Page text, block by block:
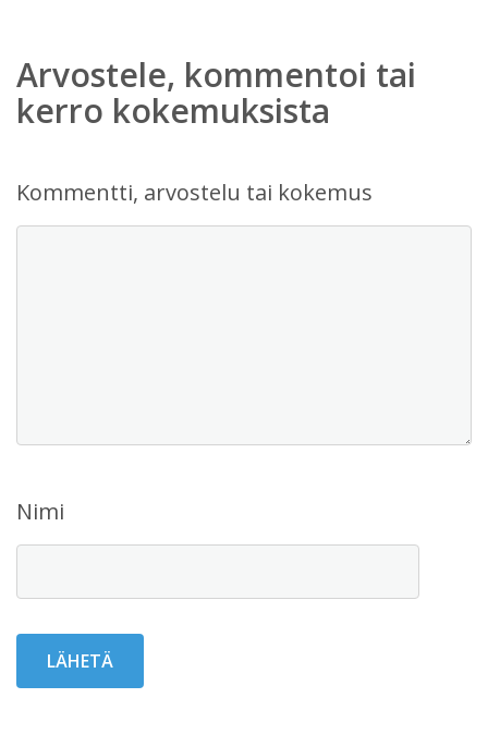
Arvostele, kommentoi tai
kerro kokemuksista
Kommentti, arvostelu tai kokemus
Nimi